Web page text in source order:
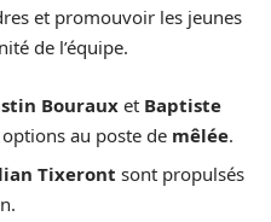
et promouvoir les jeunes
de l’équipe.
Bourauxet Baptiste
au poste de mêlée.
Tixeront sont propulsés